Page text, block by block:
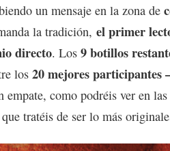
un mensaje en la zona de
la tradición, el primer
directo. Los 9 botillos
los 20 mejores participantes
empate, como podréis ver en las
tratéis de ser lo más